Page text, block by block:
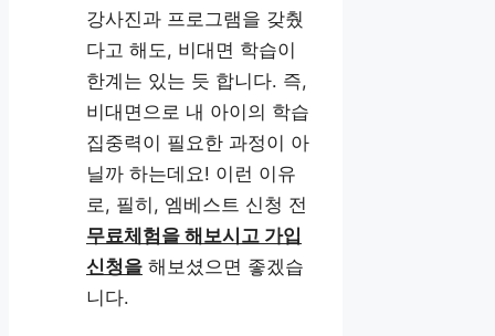
강사진과 프로그램을 갖췄
다고 해도, 비대면 학습이
한계는 있는 듯 합니다. 즉,
비대면으로 내 아이의 학습
집중력이 필요한 과정이 아
닐까 하는데요! 이런 이유
로, 필히, 엠베스트 신청 전
무료체험을 해보시고 가입
신청을 해보셨으면 좋겠습
니다.